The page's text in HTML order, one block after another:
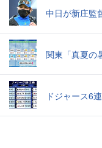
中日が新庄監
関東「真夏の
ドジャース6